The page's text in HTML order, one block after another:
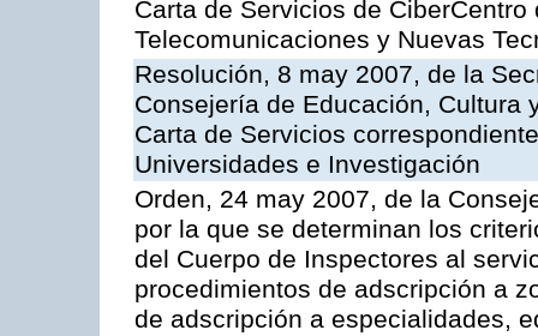
Carta de Servicios de
Telecomunicaciones y Nuevas
Resolución, 8 may 2007, de la
Consejería de Educación, Cultura
Carta de Servicios
Universidades e Investigación
Orden, 24 may 2007, de la
por la que se determinan los
del Cuerpo de Inspectores al
procedimientos de adscripción a
de adscripción a especialidades,